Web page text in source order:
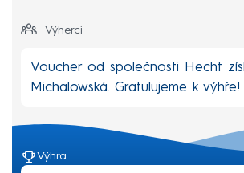
Výherci
Voucher od společnosti Hecht
Michalowská. Gratulujeme k výhře!
Výhra